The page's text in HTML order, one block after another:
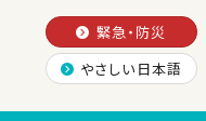
緊急・防災
やさしい日本語